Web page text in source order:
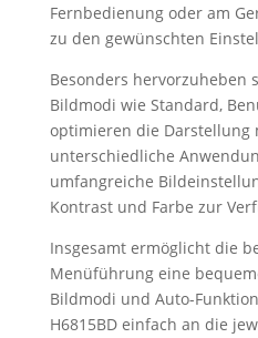
Fernbedienung oder am
zu den gewünschten
Besonders hervorzuheben
Bildmodi wie Standard,
optimieren die Darstellung
unterschiedliche
umfangreiche
Kontrast und Farbe zur
Insgesamt ermöglicht die
Menüführung eine
Bildmodi und Auto-
H6815BD einfach an die